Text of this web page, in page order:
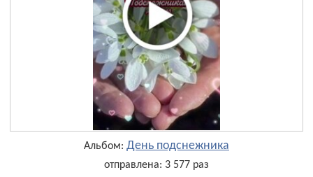
Альбом: День подснежника
отправлена: 3 577 раз